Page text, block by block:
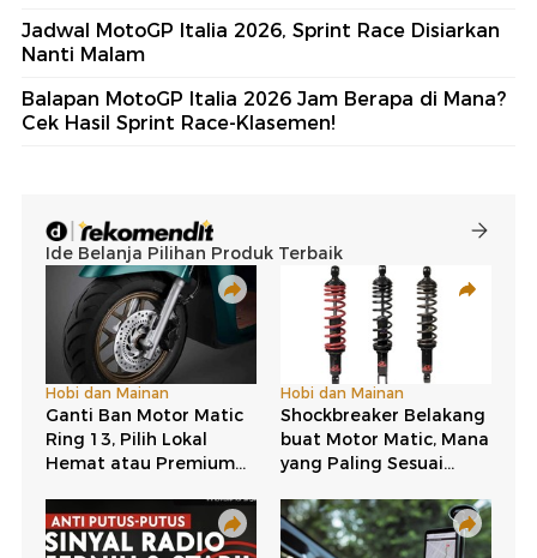
Jadwal MotoGP Italia 2026, Sprint Race Disiarkan
Nanti Malam
Balapan MotoGP Italia 2026 Jam Berapa di Mana?
Cek Hasil Sprint Race-Klasemen!